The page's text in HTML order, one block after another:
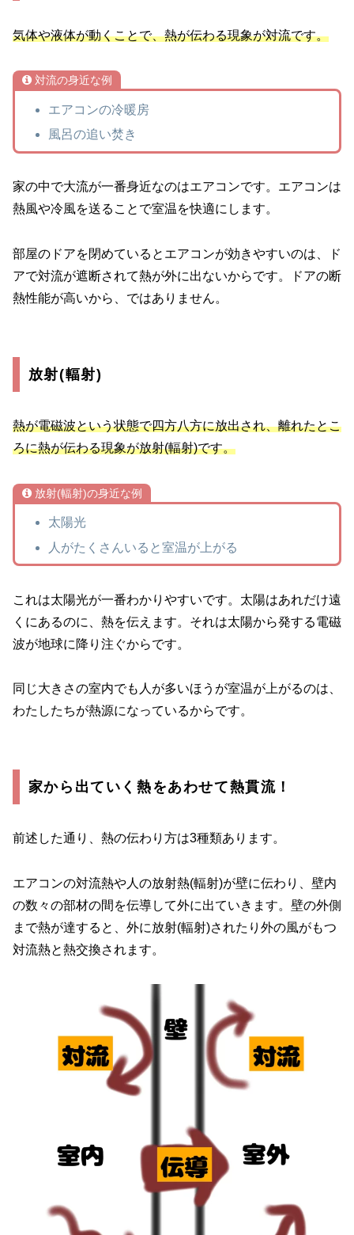
気体や液体が動くことで、熱が伝わる現象が対流です。
対流の身近な例
エアコンの冷暖房
風呂の追い焚き
家の中で大流が一番身近なのはエアコンです。エアコンは
熱風や冷風を送ることで室温を快適にします。
部屋のドアを閉めているとエアコンが効きやすいのは、ド
アで対流が遮断されて熱が外に出ないからです。ドアの断
熱性能が高いから、ではありません。
放射(輻射)
熱が電磁波という状態で四方八方に放出され、離れたとこ
ろに熱が伝わる現象が放射(輻射)です。
放射(輻射)の身近な例
太陽光
人がたくさんいると室温が上がる
これは太陽光が一番わかりやすいです。太陽はあれだけ遠
くにあるのに、熱を伝えます。それは太陽から発する電磁
波が地球に降り注ぐからです。
同じ大きさの室内でも人が多いほうが室温が上がるのは、
わたしたちが熱源になっているからです。
家から出ていく熱をあわせて熱貫流！
前述した通り、熱の伝わり方は3種類あります。
エアコンの対流熱や人の放射熱(輻射)が壁に伝わり、壁内
の数々の部材の間を伝導して外に出ていきます。壁の外側
まで熱が達すると、外に放射(輻射)されたり外の風がもつ
対流熱と熱交換されます。